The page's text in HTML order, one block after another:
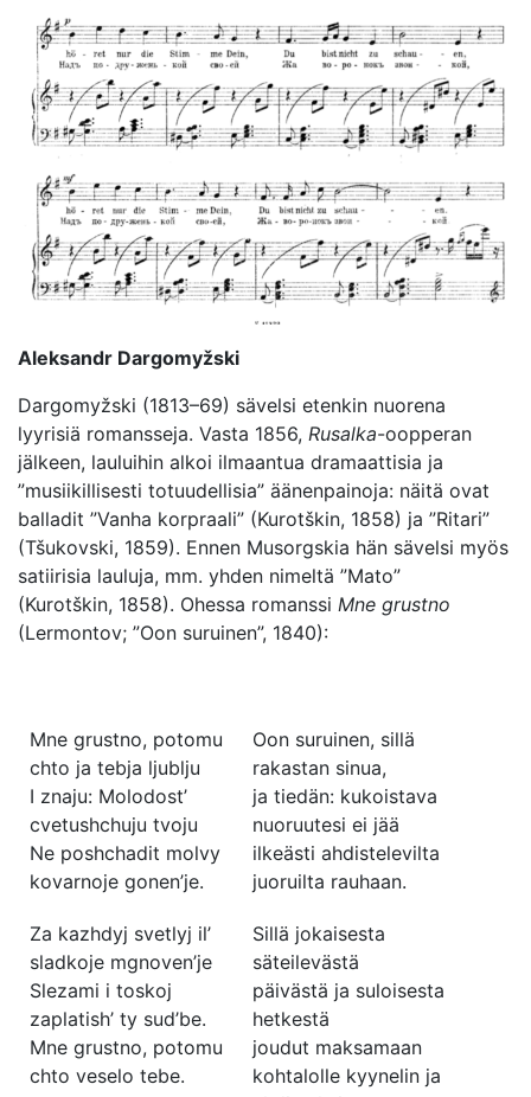
Aleksandr Dargomyžski
Dargomyžski (1813–69) sävelsi etenkin nuorena
lyyrisiä romansseja. Vasta 1856, Rusalka-oopperan
jälkeen, lauluihin alkoi ilmaantua dramaattisia ja
”musiikillisesti totuudellisia” äänenpainoja: näitä ovat
balladit ”Vanha korpraali” (Kurotškin, 1858) ja ”Ritari”
(Tšukovski, 1859). Ennen Musorgskia hän sävelsi myös
satiirisia lauluja, mm. yhden nimeltä ”Mato”
(Kurotškin, 1858). Ohessa romanssi Mne grustno
(Lermontov; ”Oon suruinen”, 1840):
Mne grustno, potomu
chto ja tebja ljublju
I znaju: Molodost’
cvetushchuju tvoju
Ne poshchadit molvy
kovarnoje gonen’je.
Oon suruinen, sillä
rakastan sinua,
ja tiedän: kukoistava
nuoruutesi ei jää
ilkeästi ahdistelevilta
juoruilta rauhaan.
Za kazhdyj svetlyj il’
sladkoje mgnoven’je
Slezami i toskoj
zaplatish’ ty sud’be.
Mne grustno, potomu
chto veselo tebe.
Sillä jokaisesta
säteilevästä
päivästä ja suloisesta
hetkestä
joudut maksamaan
kohtalolle kyynelin ja